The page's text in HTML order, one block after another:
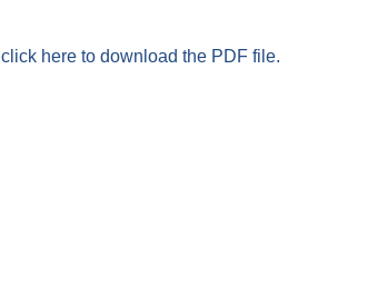
click here to download the PDF file.